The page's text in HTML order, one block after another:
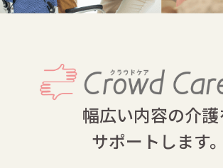
幅広い内容の介護
サポートします。